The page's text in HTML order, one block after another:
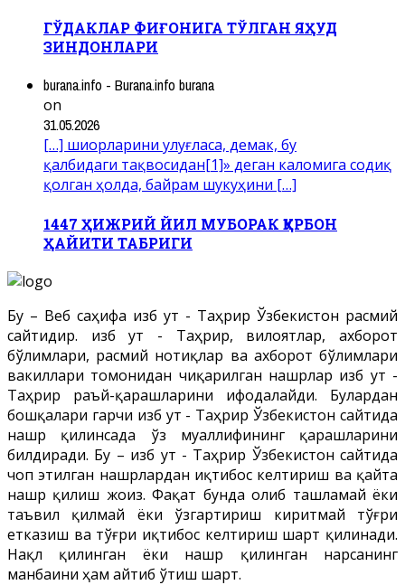
ГЎДАКЛАР ФИҒОНИГА ТЎЛГАН ЯҲУД
ЗИНДОНЛАРИ
burana.info - Burana.info burana
on
31.05.2026
[…] шиорларини улуғласа, демак, бу
қалбидаги тақвосидан[1]» деган каломига содиқ
қолган ҳолда, байрам шукуҳини […]
1447 ҲИЖРИЙ ЙИЛ МУБОРАК ҚУРБОН
ҲАЙИТИ ТАБРИГИ
Бу – Веб саҳифа Ҳизб ут - Таҳрир Ўзбекистон расмий
сайтидир. Ҳизб ут - Таҳрир, вилоятлар, ахборот
бўлимлари, расмий нотиқлар ва ахборот бўлимлари
вакиллари томонидан чиқарилган нашрлар Ҳизб ут -
Таҳрир раъй-қарашларини ифодалайди. Булардан
бошқалари гарчи Ҳизб ут - Таҳрир Ўзбекистон сайтида
нашр қилинсада ўз муаллифининг қарашларини
билдиради. Бу – Ҳизб ут - Таҳрир Ўзбекистон сайтида
чоп этилган нашрлардан иқтибос келтириш ва қайта
нашр қилиш жоиз. Фақат бунда олиб ташламай ёки
таъвил қилмай ёки ўзгартириш киритмай тўғри
етказиш ва тўғри иқтибос келтириш шарт қилинади.
Нақл қилинган ёки нашр қилинган нарсанинг
манбаини ҳам айтиб ўтиш шарт.